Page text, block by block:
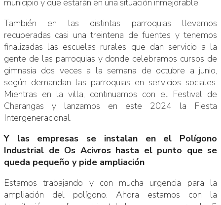
También en las distintas parroquias llevamos
recuperadas casi una treintena de fuentes y tenemos
finalizadas las escuelas rurales que dan servicio a la
gente de las parroquias y donde celebramos cursos de
gimnasia dos veces a la semana de octubre a junio,
según demandan las parroquias en servicios sociales.
Mientras en la villa, continuamos con el Festival de
Charangas y lanzamos en este 2024 la Fiesta
Intergeneracional.
Y las empresas se instalan en el Polígono
Industrial de Os Acivros hasta el punto que se
queda pequeño y pide ampliación
Estamos trabajando y con mucha urgencia para la
ampliación del polígono. Ahora estamos con la